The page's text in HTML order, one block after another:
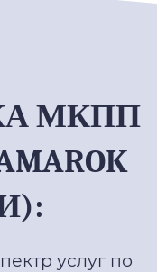
МКПП
услуг по